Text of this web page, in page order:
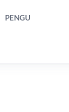
PENGU